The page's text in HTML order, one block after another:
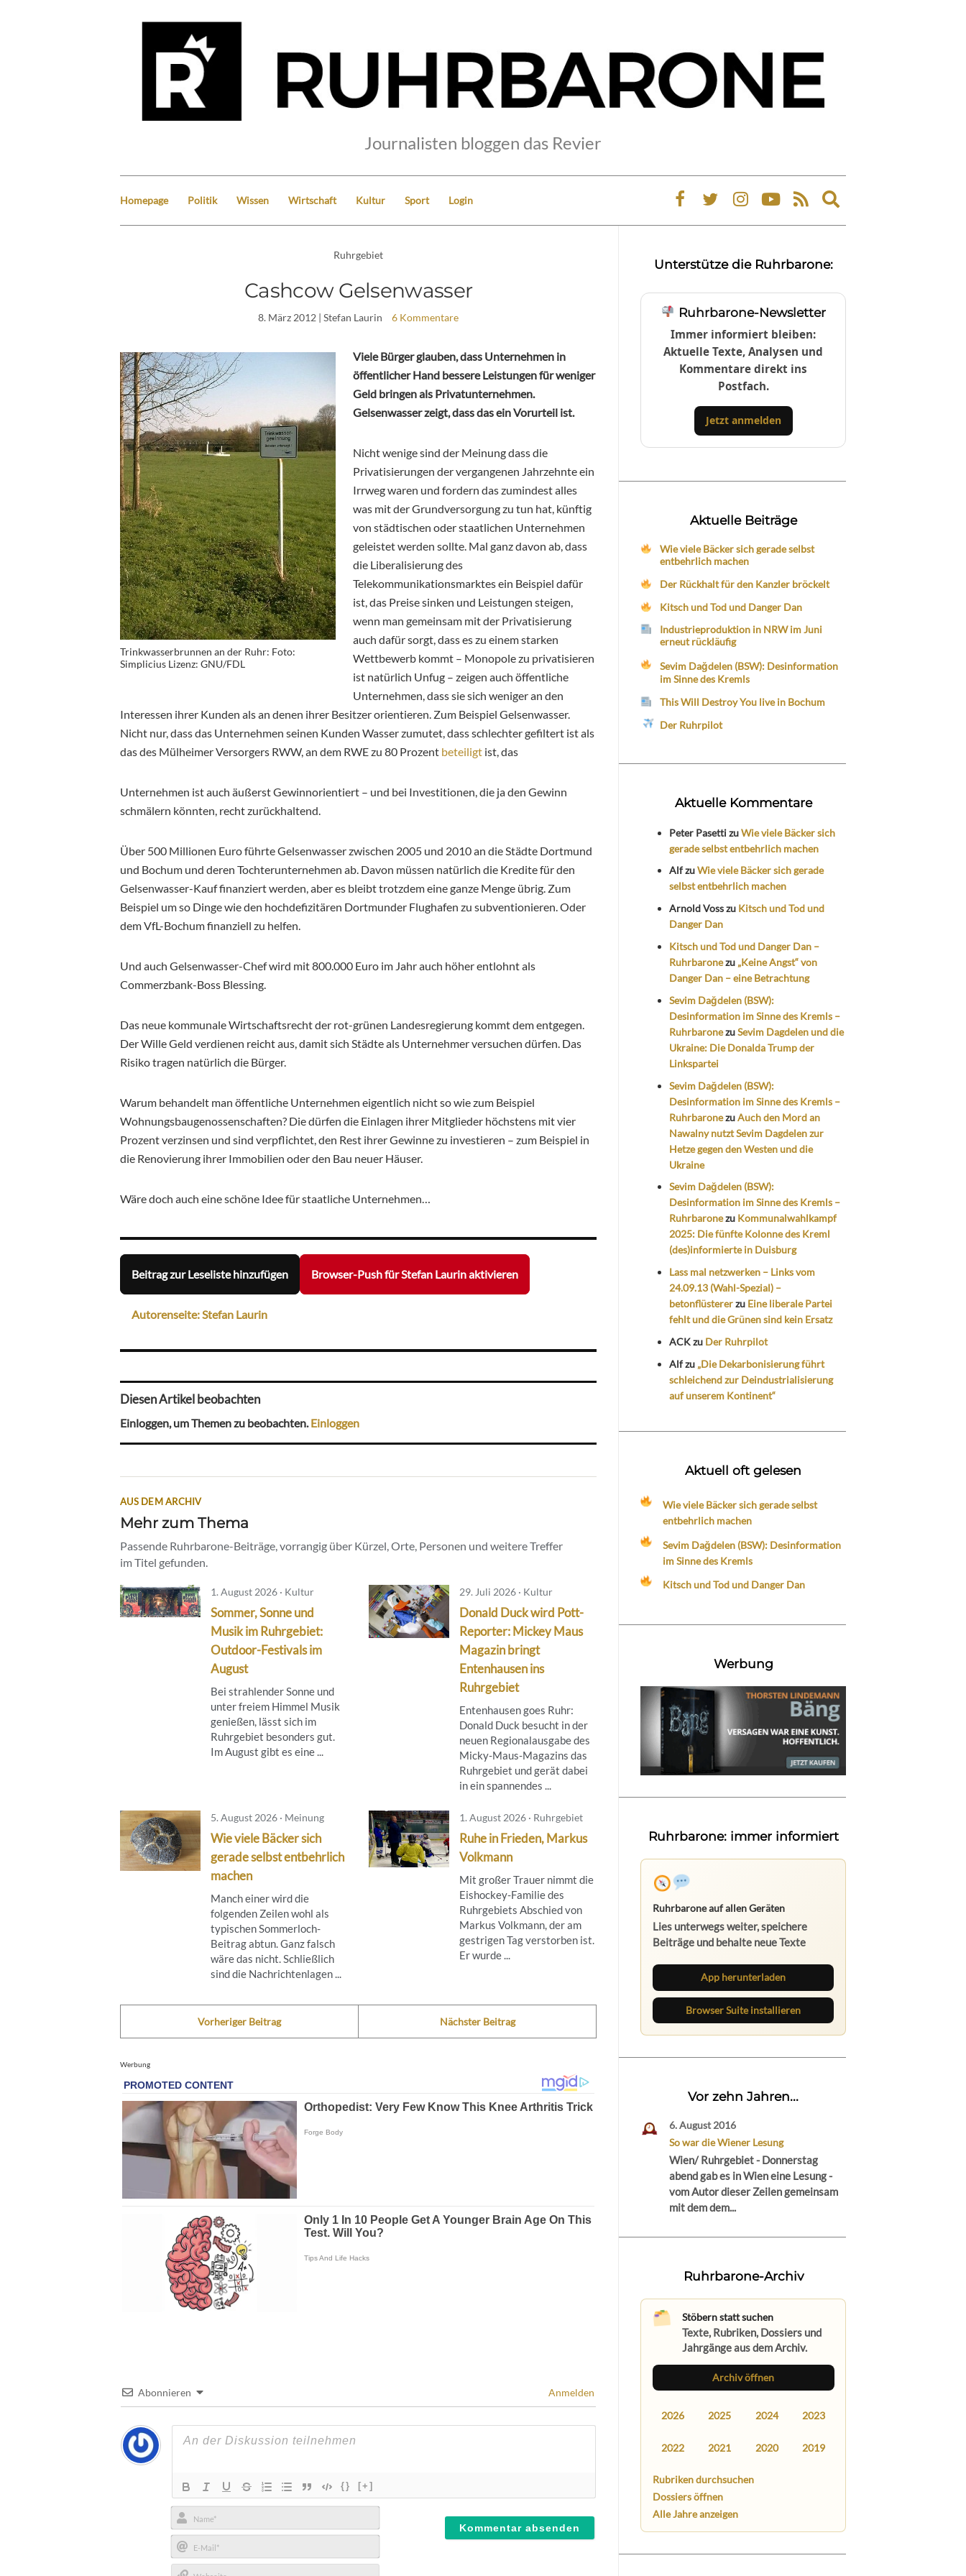
Journalisten bloggen das Revier
Homepage Politik Wissen Wirtschaft Kultur Sport Login
Expand
search
Ruhrgebiet
Cashcow Gelsenwasser
8. März 2012 | Stefan Laurin 6 Kommentare
Trinkwasserbrunnen an der Ruhr: Foto:
Simplicius Lizenz: GNU/FDL
Viele Bürger glauben, dass Unternehmen in
öffentlicher Hand bessere Leistungen für weniger
Geld bringen als Privatunternehmen.
Gelsenwasser zeigt, dass das ein Vorurteil ist.
Nicht wenige sind der Meinung dass die
Privatisierungen der vergangenen Jahrzehnte ein
Irrweg waren und fordern das zumindest alles
was mit der Grundversorgung zu tun hat, künftig
von städtischen oder staatlichen Unternehmen
geleistet werden sollte. Mal ganz davon ab, dass
die Liberalisierung des
Telekommunikationsmarktes ein Beispiel dafür
ist, das Preise sinken und Leistungen steigen,
wenn man gemeinsam mit der Privatisierung
auch dafür sorgt, dass es zu einem starken
Wettbewerb kommt – Monopole zu privatisieren
ist natürlich Unfug – zeigen auch öffentliche
Unternehmen, dass sie sich weniger an den
Interessen ihrer Kunden als an denen ihrer Besitzer orientieren. Zum Beispiel Gelsenwasser.
Nicht nur, dass das Unternehmen seinen Kunden Wasser zumutet, dass schlechter gefiltert ist als
das des Mülheimer Versorgers RWW, an dem RWE zu 80 Prozent beteiligt ist, das
Unternehmen ist auch äußerst Gewinnorientiert – und bei Investitionen, die ja den Gewinn
schmälern könnten, recht zurückhaltend.
Über 500 Millionen Euro führte Gelsenwasser zwischen 2005 und 2010 an die Städte Dortmund
und Bochum und deren Tochterunternehmen ab. Davon müssen natürlich die Kredite für den
Gelsenwasser-Kauf finanziert werden, aber es bleibt trotzdem eine ganze Menge übrig. Zum
Beispiel um so Dinge wie den hochdefizitären Dortmunder Flughafen zu subventionieren. Oder
dem VfL-Bochum finanziell zu helfen.
Und auch Gelsenwasser-Chef wird mit 800.000 Euro im Jahr auch höher entlohnt als
Commerzbank-Boss Blessing.
Das neue kommunale Wirtschaftsrecht der rot-grünen Landesregierung kommt dem entgegen.
Der Wille Geld verdienen reicht aus, damit sich Städte als Unternehmer versuchen dürfen. Das
Risiko tragen natürlich die Bürger.
Warum behandelt man öffentliche Unternehmen eigentlich nicht so wie zum Beispiel
Wohnungsbaugenossenschaften? Die dürfen die Einlagen ihrer Mitglieder höchstens mit vier
Prozent verzinsen und sind verpflichtet, den Rest ihrer Gewinne zu investieren – zum Beispiel in
die Renovierung ihrer Immobilien oder den Bau neuer Häuser.
Wäre doch auch eine schöne Idee für staatliche Unternehmen…
Beitrag zur Leseliste hinzufügen Browser-Push für Stefan Laurin aktivieren
Autorenseite: Stefan Laurin
Diesen Artikel beobachten
Einloggen, um Themen zu beobachten.Einloggen
AUS DEM ARCHIV
Mehr zum Thema
Passende Ruhrbarone-Beiträge, vorrangig über Kürzel, Orte, Personen und weitere Treffer
im Titel gefunden.
1. August 2026 · Kultur
Sommer, Sonne und
Musik im Ruhrgebiet:
Outdoor-Festivals im
August
Bei strahlender Sonne und
unter freiem Himmel Musik
genießen, lässt sich im
Ruhrgebiet besonders gut.
Im August gibt es eine ...
29. Juli 2026 · Kultur
Donald Duck wird Pott-
Reporter: Mickey Maus
Magazin bringt
Entenhausen ins
Ruhrgebiet
Entenhausen goes Ruhr:
Donald Duck besucht in der
neuen Regionalausgabe des
Micky‑Maus‑Magazins das
Ruhrgebiet und gerät dabei
in ein spannendes ...
5. August 2026 · Meinung
Wie viele Bäcker sich
gerade selbst entbehrlich
machen
Manch einer wird die
folgenden Zeilen wohl als
typischen Sommerloch-
Beitrag abtun. Ganz falsch
wäre das nicht. Schließlich
sind die Nachrichtenlagen ...
1. August 2026 · Ruhrgebiet
Ruhe in Frieden, Markus
Volkmann
Mit großer Trauer nimmt die
Eishockey-Familie des
Ruhrgebiets Abschied von
Markus Volkmann, der am
gestrigen Tag verstorben ist.
Er wurde ...
Vorheriger Beitrag Nächster Beitrag
Werbung
Abonnieren Anmelden
{} [+]
Name*
E-
Unterstütze die Ruhrbarone:
Ruhrbarone-Newsletter
Immer informiert bleiben:
Aktuelle Texte, Analysen und
Kommentare direkt ins
Postfach.
Jetzt anmelden
Aktuelle Beiträge
Wie viele Bäcker sich gerade selbst
entbehrlich machen
Der Rückhalt für den Kanzler bröckelt
Kitsch und Tod und Danger Dan
Industrieproduktion in NRW im Juni
erneut rückläufig
Sevim Dağdelen (BSW): Desinformation
im Sinne des Kremls
This Will Destroy You live in Bochum
Der Ruhrpilot
Aktuelle Kommentare
Peter PasettizuWie viele Bäcker sich
gerade selbst entbehrlich machen
AlfzuWie viele Bäcker sich gerade
selbst entbehrlich machen
Arnold Vosszu Kitsch und Tod und
Danger Dan
Kitsch und Tod und Danger Dan –
Ruhrbaronezu „Keine Angst“ von
Danger Dan – eine Betrachtung
Sevim Dağdelen (BSW):
Desinformation im Sinne des Kremls –
RuhrbaronezuSevim Dagdelen und die
Ukraine: Die Donalda Trump der
Linkspartei
Sevim Dağdelen (BSW):
Desinformation im Sinne des Kremls –
RuhrbaronezuAuch den Mord an
Nawalny nutzt Sevim Dagdelen zur
Hetze gegen den Westen und die
Ukraine
Sevim Dağdelen (BSW):
Desinformation im Sinne des Kremls –
Ruhrbaronezu Kommunalwahlkampf
2025: Die fünfte Kolonne des Kreml
(des)informierte in Duisburg
Lass mal netzwerken – Links vom
24.09.13 (Wahl-Spezial) –
betonflüstererzu Eine liberale Partei
fehlt und die Grünen sind kein Ersatz
ACKzu Der Ruhrpilot
Alfzu „Die Dekarbonisierung führt
schleichend zur Deindustrialisierung
auf unserem Kontinent“
Aktuell oft gelesen
Wie viele Bäcker sich gerade selbst
entbehrlich machen
Sevim Dağdelen (BSW): Desinformation
im Sinne des Kremls
Kitsch und Tod und Danger Dan
Werbung
Ruhrbarone: immer informiert
Ruhrbarone auf allen Geräten
Lies unterwegs weiter, speichere
Beiträge und behalte neue Texte
App herunterladen
Browser Suite installieren
Vor zehn Jahren...
6. August 2016
So war die Wiener Lesung
Wien/ Ruhrgebiet - Donnerstag
abend gab es in Wien eine Lesung -
vom Autor dieser Zeilen gemeinsam
mit dem dem...
Ruhrbarone-Archiv
Stöbern statt suchen
Texte, Rubriken, Dossiers und
Jahrgänge aus dem Archiv.
Archiv öffnen
2026 2025 2024 2023
2022 2021 2020 2019
Rubriken durchsuchen
Dossiers öffnen
Alle Jahre anzeigen